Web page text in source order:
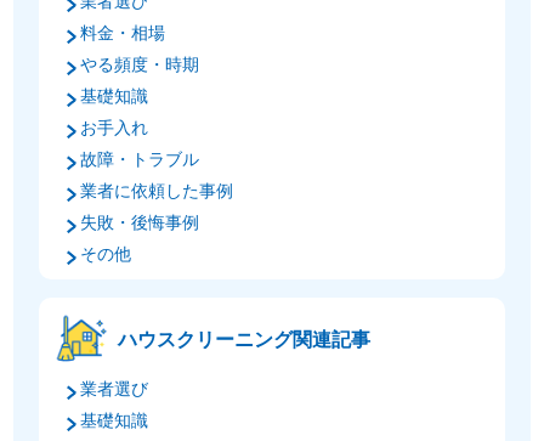
料金・相場
やる頻度・時期
基礎知識
お手入れ
故障・トラブル
業者に依頼した事例
失敗・後悔事例
その他
ハウスクリーニング関連記事
業者選び
基礎知識